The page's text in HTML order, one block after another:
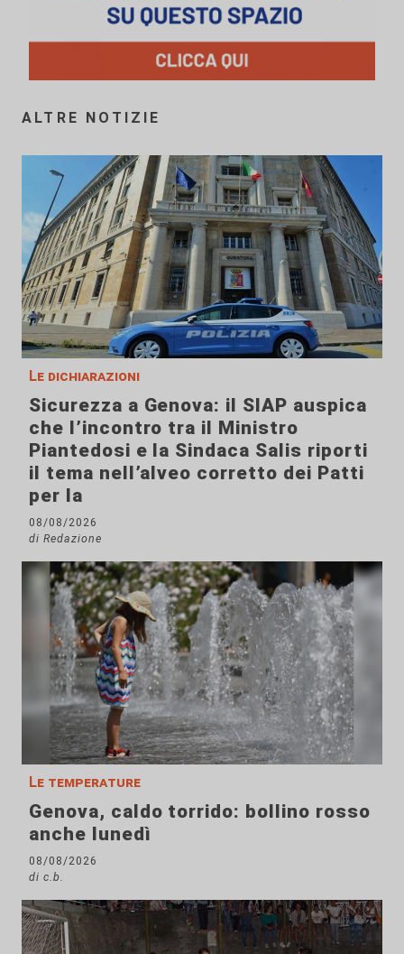
ALTRE NOTIZIE
Le dichiarazioni
Sicurezza a Genova: il SIAP auspica
che l’incontro tra il Ministro
Piantedosi e la Sindaca Salis riporti
il tema nell’alveo corretto dei Patti
per la
08/08/2026
di Redazione
Le temperature
Genova, caldo torrido: bollino rosso
anche lunedì
08/08/2026
di c.b.